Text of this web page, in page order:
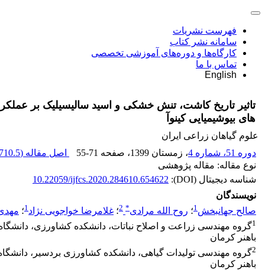
فهرست نشریات
سامانه نشر کتاب
کارگاه‌ها و دوره‌های آموزشی تخصصی
تماس با ما
English
تاثیر تاریخ‏ کاشت، تنش‏ خشکی و اسید سالیسیلیک بر
های بیوشیمیایی کینوآ
علوم گیاهان زراعی ایران
دوره 51، شماره 4
، زمستان 1399 ، صفحه 55-71 اصل مقاله (K
نوع مقاله: مقاله پژوهشی
شناسه دیجیتال (DOI):
10.22059/ijfcs.2020.284610.654622
نویسندگان
صالح جهانبخش1؛ روح الله مرادی*
2؛ غلامرضا خواجویی نژاد1؛
1گروه مهندسی زراعت و اصلاح نباتات، دانشکده کشاورزی،
باهنر کرمان
2گروه مهندسی تولیدات گیاهی، دانشکده کشاورزی بردسیر،
باهنر کرمان